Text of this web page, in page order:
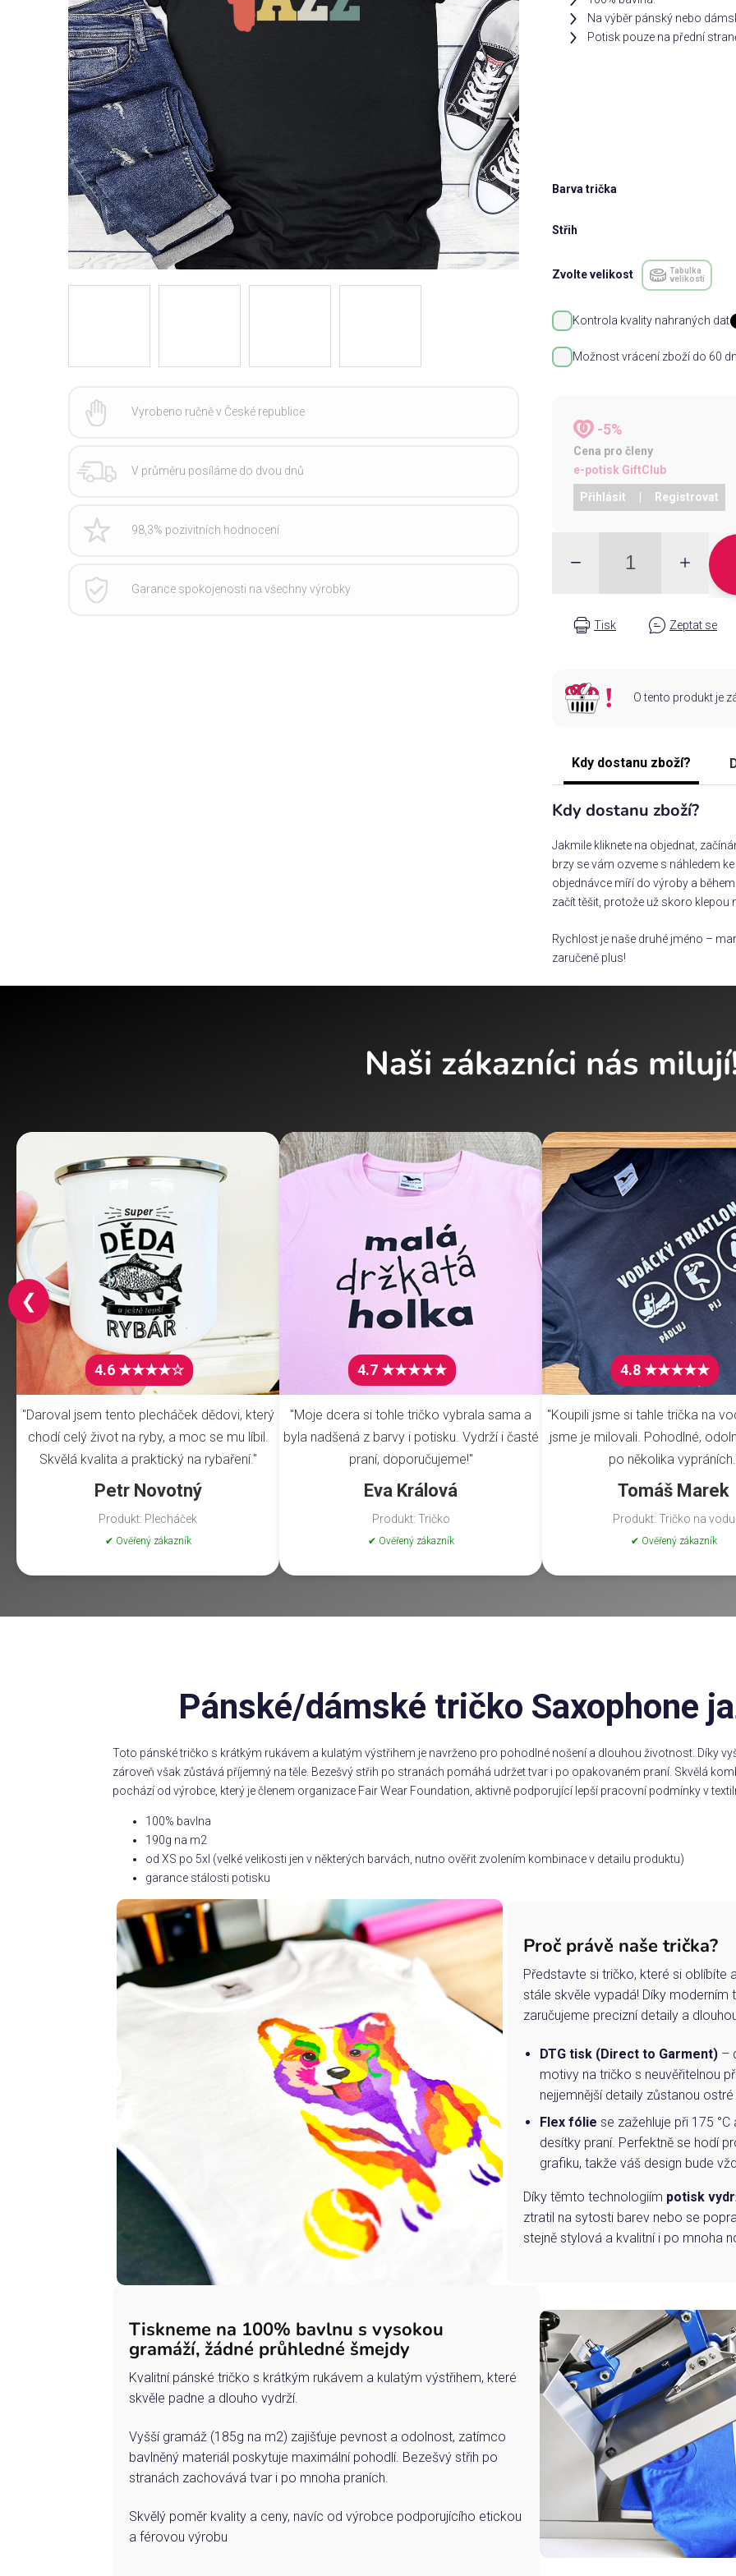
Na výběr pánský nebo
Potisk pouze na přední
Barva trička
Střih
Zvolte velikost
Tabulka
velikostí
Kontrola kvality nahraných dat
Možnost vrácení zboží do 60
-5%
Cena pro členy
e-potisk GiftClub
Přihlásit Registrovat
Tisk Zeptat se
O tento produkt je
Kdy dostanu zboží?
Kdy dostanu zboží?
Jakmile kliknete na objednat,
brzy se vám ozveme s náhledem
objednávce míří do výroby a
začít těšit, protože už skoro klepou
Rychlost je naše druhé jméno –
zaručeně plus!
Vyrobeno ručně v České republice
V průměru posíláme do dvou dnů
98,3% pozivitních hodnocení
Garance spokojenosti na všechny výrobky
Naši zákazníci nás
4.6 ★★★★☆
"Daroval jsem tento plecháček dědovi, který
chodí celý život na ryby, a moc se mu líbil.
Skvělá kvalita a praktický na rybaření."
Petr Novotný
Produkt: Plecháček
✔ Ověřený zákazník
4.7 ★★★★★
"Moje dcera si tohle tričko vybrala sama a
byla nadšená z barvy i potisku. Vydrží i časté
praní, doporučujeme!"
Eva Králová
Produkt: Tričko
✔ Ověřený zákazník
4.8 ★★★★★
"Koupili jsme si tahle trička na
jsme je milovali. Pohodlné,
po několika
Tomáš Marek
Produkt: Tričko na vodu
✔ Ověřený zákazník
❮
Pánské/dámské tričko Saxophone
Toto pánské tričko s krátkým rukávem a kulatým výstřihem je navrženo pro pohodlné nošení a dlouhou životnost. Díky
zároveň však zůstává příjemný na těle. Bezešvý střih po stranách pomáhá udržet tvar i po opakovaném praní. Skvělá
pochází od výrobce, který je členem organizace Fair Wear Foundation, aktivně podporující lepší pracovní podmínky v
100% bavlna
190g na m2
od XS po 5xl (velké velikosti jen v některých barvách, nutno ověřit zvolením kombinace v detailu produktu)
garance stálosti potisku
Proč právě naše trička?
Představte si tričko, které si oblíbíte
stále skvěle vypadá! Díky moderním
zaručujeme precizní detaily a
DTG tisk (Direct to Garment)–
motivy na tričko s neuvěřitelnou
nejjemnější detaily zůstanou
Flex fólie se zažehluje při 175
desítky praní. Perfektně se hodí
grafiku, takže váš design bude
Díky těmto technologiím potisk
ztratil na sytosti barev nebo se
stejně stylová a kvalitní i po mnoha
Tiskneme na 100% bavlnu s vysokou
gramáží, žádné průhledné šmejdy
Kvalitní pánské tričko s krátkým rukávem a kulatým výstřihem, které
skvěle padne a dlouho vydrží.
Vyšší gramáž (185g na m2) zajišťuje pevnost a odolnost, zatímco
bavlněný materiál poskytuje maximální pohodlí. Bezešvý střih po
stranách zachovává tvar i po mnoha praních.
Skvělý poměr kvality a ceny, navíc od výrobce podporujícího etickou
a férovou výrobu